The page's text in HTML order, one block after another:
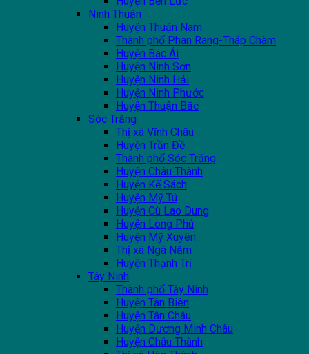
Ninh Thuận
Huyện Thuận Nam
Thành phố Phan Rang-Tháp Chàm
Huyện Bác Ái
Huyện Ninh Sơn
Huyện Ninh Hải
Huyện Ninh Phước
Huyện Thuận Bắc
Sóc Trăng
Thị xã Vĩnh Châu
Huyện Trần Đề
Thành phố Sóc Trăng
Huyện Châu Thành
Huyện Kế Sách
Huyện Mỹ Tú
Huyện Cù Lao Dung
Huyện Long Phú
Huyện Mỹ Xuyên
Thị xã Ngã Năm
Huyện Thạnh Trị
Tây Ninh
Thành phố Tây Ninh
Huyện Tân Biên
Huyện Tân Châu
Huyện Dương Minh Châu
Huyện Châu Thành